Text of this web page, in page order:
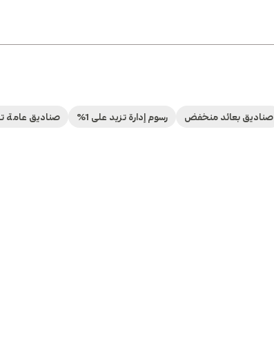
صناديق بعائد منخفض رسوم إدارة تزيد على 1% صناديق عامة